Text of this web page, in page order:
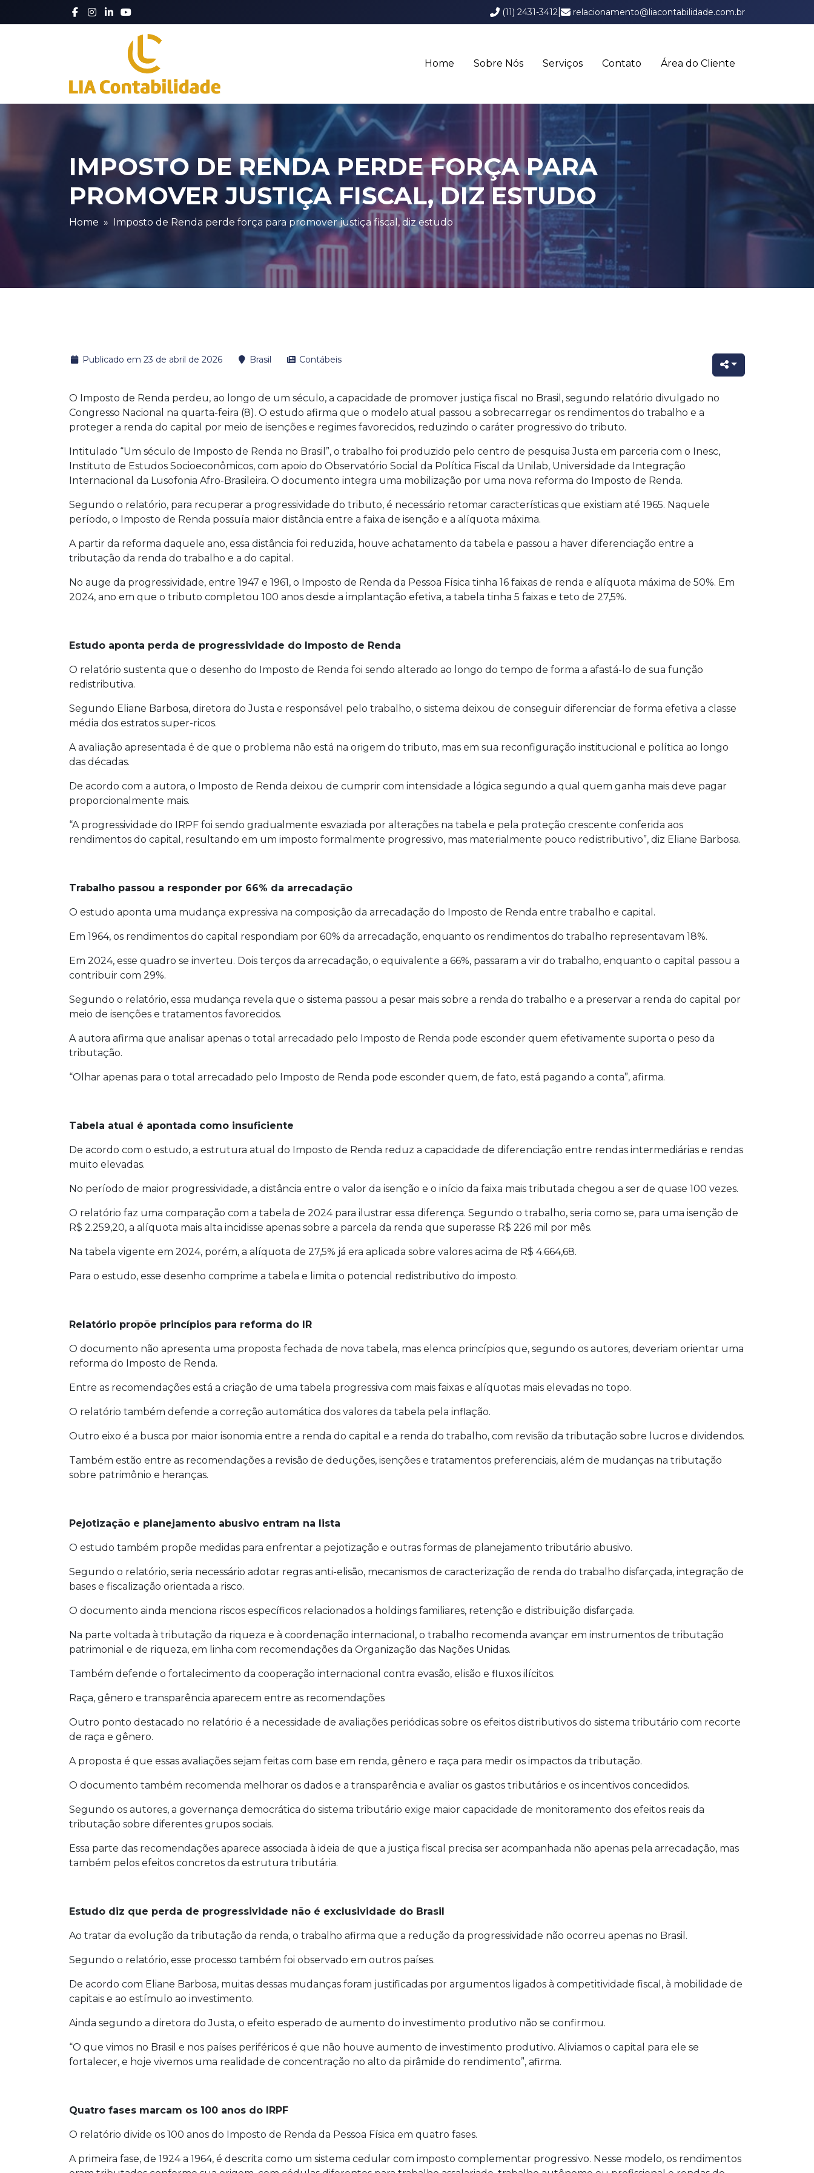
(11) 2431-3412 relacionamento@liacontabilidade.com.br
Home Sobre Nós Serviços Contato Área do Cliente
IMPOSTO DE RENDA PERDE FORÇA PARA
PROMOVER JUSTIÇA FISCAL, DIZ ESTUDO
Home Imposto de Renda perde força para promover justiça fiscal, diz estudo
Publicado em 23 de abril de 2026 Brasil Contábeis
O Imposto de Renda perdeu, ao longo de um século, a capacidade de promover justiça fiscal no Brasil, segundo relatório divulgado no
Congresso Nacional na quarta-feira (8). O estudo afirma que o modelo atual passou a sobrecarregar os rendimentos do trabalho e a
proteger a renda do capital por meio de isenções e regimes favorecidos, reduzindo o caráter progressivo do tributo.
Intitulado “Um século de Imposto de Renda no Brasil”, o trabalho foi produzido pelo centro de pesquisa Justa em parceria com o Inesc,
Instituto de Estudos Socioeconômicos, com apoio do Observatório Social da Política Fiscal da Unilab, Universidade da Integração
Internacional da Lusofonia Afro-Brasileira. O documento integra uma mobilização por uma nova reforma do Imposto de Renda.
Segundo o relatório, para recuperar a progressividade do tributo, é necessário retomar características que existiam até 1965. Naquele
período, o Imposto de Renda possuía maior distância entre a faixa de isenção e a alíquota máxima.
A partir da reforma daquele ano, essa distância foi reduzida, houve achatamento da tabela e passou a haver diferenciação entre a
tributação da renda do trabalho e a do capital.
No auge da progressividade, entre 1947 e 1961, o Imposto de Renda da Pessoa Física tinha 16 faixas de renda e alíquota máxima de 50%. Em
2024, ano em que o tributo completou 100 anos desde a implantação efetiva, a tabela tinha 5 faixas e teto de 27,5%.
Estudo aponta perda de progressividade do Imposto de Renda
O relatório sustenta que o desenho do Imposto de Renda foi sendo alterado ao longo do tempo de forma a afastá-lo de sua função
redistributiva.
Segundo Eliane Barbosa, diretora do Justa e responsável pelo trabalho, o sistema deixou de conseguir diferenciar de forma efetiva a classe
média dos estratos super-ricos.
A avaliação apresentada é de que o problema não está na origem do tributo, mas em sua reconfiguração institucional e política ao longo
das décadas.
De acordo com a autora, o Imposto de Renda deixou de cumprir com intensidade a lógica segundo a qual quem ganha mais deve pagar
proporcionalmente mais.
“A progressividade do IRPF foi sendo gradualmente esvaziada por alterações na tabela e pela proteção crescente conferida aos
rendimentos do capital, resultando em um imposto formalmente progressivo, mas materialmente pouco redistributivo”, diz Eliane Barbosa.
Trabalho passou a responder por 66% da arrecadação
O estudo aponta uma mudança expressiva na composição da arrecadação do Imposto de Renda entre trabalho e capital.
Em 1964, os rendimentos do capital respondiam por 60% da arrecadação, enquanto os rendimentos do trabalho representavam 18%.
Em 2024, esse quadro se inverteu. Dois terços da arrecadação, o equivalente a 66%, passaram a vir do trabalho, enquanto o capital passou a
contribuir com 29%.
Segundo o relatório, essa mudança revela que o sistema passou a pesar mais sobre a renda do trabalho e a preservar a renda do capital por
meio de isenções e tratamentos favorecidos.
A autora afirma que analisar apenas o total arrecadado pelo Imposto de Renda pode esconder quem efetivamente suporta o peso da
tributação.
“Olhar apenas para o total arrecadado pelo Imposto de Renda pode esconder quem, de fato, está pagando a conta”, afirma.
Tabela atual é apontada como insuficiente
De acordo com o estudo, a estrutura atual do Imposto de Renda reduz a capacidade de diferenciação entre rendas intermediárias e rendas
muito elevadas.
No período de maior progressividade, a distância entre o valor da isenção e o início da faixa mais tributada chegou a ser de quase 100 vezes.
O relatório faz uma comparação com a tabela de 2024 para ilustrar essa diferença. Segundo o trabalho, seria como se, para uma isenção de
R$ 2.259,20, a alíquota mais alta incidisse apenas sobre a parcela da renda que superasse R$ 226 mil por mês.
Na tabela vigente em 2024, porém, a alíquota de 27,5% já era aplicada sobre valores acima de R$ 4.664,68.
Para o estudo, esse desenho comprime a tabela e limita o potencial redistributivo do imposto.
Relatório propõe princípios para reforma do IR
O documento não apresenta uma proposta fechada de nova tabela, mas elenca princípios que, segundo os autores, deveriam orientar uma
reforma do Imposto de Renda.
Entre as recomendações está a criação de uma tabela progressiva com mais faixas e alíquotas mais elevadas no topo.
O relatório também defende a correção automática dos valores da tabela pela inflação.
Outro eixo é a busca por maior isonomia entre a renda do capital e a renda do trabalho, com revisão da tributação sobre lucros e dividendos.
Também estão entre as recomendações a revisão de deduções, isenções e tratamentos preferenciais, além de mudanças na tributação
sobre patrimônio e heranças.
Pejotização e planejamento abusivo entram na lista
O estudo também propõe medidas para enfrentar a pejotização e outras formas de planejamento tributário abusivo.
Segundo o relatório, seria necessário adotar regras anti-elisão, mecanismos de caracterização de renda do trabalho disfarçada, integração de
bases e fiscalização orientada a risco.
O documento ainda menciona riscos específicos relacionados a holdings familiares, retenção e distribuição disfarçada.
Na parte voltada à tributação da riqueza e à coordenação internacional, o trabalho recomenda avançar em instrumentos de tributação
patrimonial e de riqueza, em linha com recomendações da Organização das Nações Unidas.
Também defende o fortalecimento da cooperação internacional contra evasão, elisão e fluxos ilícitos.
Raça, gênero e transparência aparecem entre as recomendações
Outro ponto destacado no relatório é a necessidade de avaliações periódicas sobre os efeitos distributivos do sistema tributário com recorte
de raça e gênero.
A proposta é que essas avaliações sejam feitas com base em renda, gênero e raça para medir os impactos da tributação.
O documento também recomenda melhorar os dados e a transparência e avaliar os gastos tributários e os incentivos concedidos.
Segundo os autores, a governança democrática do sistema tributário exige maior capacidade de monitoramento dos efeitos reais da
tributação sobre diferentes grupos sociais.
Essa parte das recomendações aparece associada à ideia de que a justiça fiscal precisa ser acompanhada não apenas pela arrecadação, mas
também pelos efeitos concretos da estrutura tributária.
Estudo diz que perda de progressividade não é exclusividade do Brasil
Ao tratar da evolução da tributação da renda, o trabalho afirma que a redução da progressividade não ocorreu apenas no Brasil.
Segundo o relatório, esse processo também foi observado em outros países.
De acordo com Eliane Barbosa, muitas dessas mudanças foram justificadas por argumentos ligados à competitividade fiscal, à mobilidade de
capitais e ao estímulo ao investimento.
Ainda segundo a diretora do Justa, o efeito esperado de aumento do investimento produtivo não se confirmou.
“O que vimos no Brasil e nos países periféricos é que não houve aumento de investimento produtivo. Aliviamos o capital para ele se
fortalecer, e hoje vivemos uma realidade de concentração no alto da pirâmide do rendimento”, afirma.
Quatro fases marcam os 100 anos do IRPF
O relatório divide os 100 anos do Imposto de Renda da Pessoa Física em quatro fases.
A primeira fase, de 1924 a 1964, é descrita como um sistema cedular com imposto complementar progressivo. Nesse modelo, os rendimentos